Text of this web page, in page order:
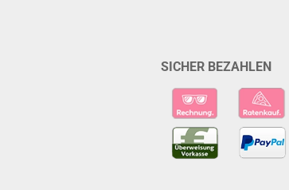
SICHER BEZAHLEN